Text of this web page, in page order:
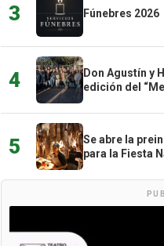
3 Fúnebres 2026
4
Don Agustín y
edición del
5
Se abre la
para la Fiesta